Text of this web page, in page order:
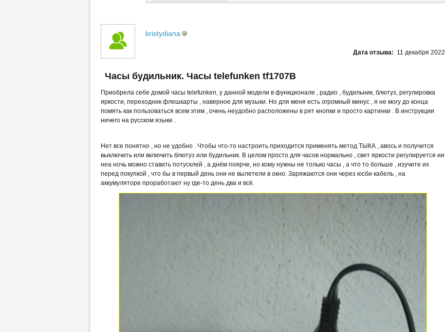
kristydiana
Дата отзыва: 11 декабря 2022
Часы будильник. Часы telefunken tf1707B
Приобрела себе домой часы telefunken, у данной модели в функционале , радио , будильник, блютуз, регулировка
яркости, переходник флешкарты , наверное для музыки. Но для меня есть огромный минус , я не могу до конца
помять как пользоваться всем этим , очень неудобно расположены в рят кнопки и просто картинки . В инструкции
ничего на русском языке .
Нет все понятно , но не удобно . Чтобы что-то настроить приходится применять метод ТЫКА , авось и получится
выключить или включить блютуз или будильник. В целом просто для часов нормально , свет яркости регулируется ии
неа ночь можно ставить потусклей , а днём поярче, но кому нужны не только часы , а что то больше , изучите их
перед покупкой , что бы в первый день они не вылетели в окно. Заряжаются они через юсби кабель , на
аккумуляторе проработают ну где-то день два и всё.